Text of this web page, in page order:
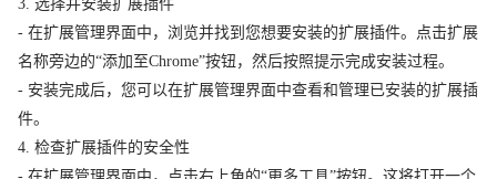
3. 选择并安装扩展插件
- 在扩展管理界面中，浏览并找到您想要安装的扩展插件。点击扩展
名称旁边的“添加至Chrome”按钮，然后按照提示完成安装过程。
- 安装完成后，您可以在扩展管理界面中查看和管理已安装的扩展插
件。
4. 检查扩展插件的安全性